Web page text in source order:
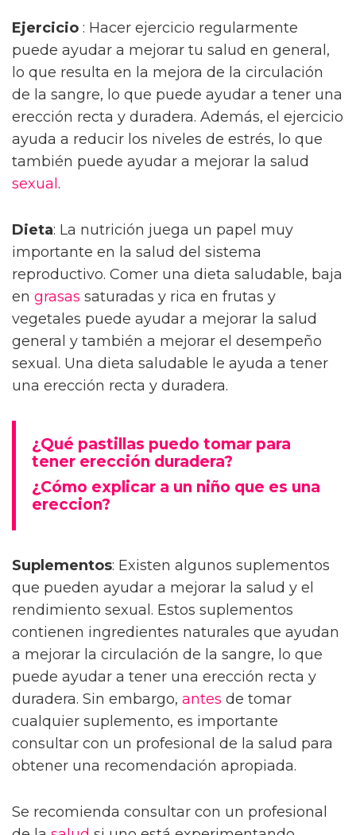
Ejercicio : Hacer ejercicio regularmente
puede ayudar a mejorar tu salud en general,
lo que resulta en la mejora de la circulación
de la sangre, lo que puede ayudar a tener una
erección recta y duradera. Además, el ejercicio
ayuda a reducir los niveles de estrés, lo que
también puede ayudar a mejorar la salud
sexual .
Dieta: La nutrición juega un papel muy
importante en la salud del sistema
reproductivo. Comer una dieta saludable, baja
en grasas saturadas y rica en frutas y
vegetales puede ayudar a mejorar la salud
general y también a mejorar el desempeño
sexual. Una dieta saludable le ayuda a tener
una erección recta y duradera.
¿Qué pastillas puedo tomar para
tener erección duradera?
¿Cómo explicar a un niño que es una
ereccion?
Suplementos: Existen algunos suplementos
que pueden ayudar a mejorar la salud y el
rendimiento sexual. Estos suplementos
contienen ingredientes naturales que ayudan
a mejorar la circulación de la sangre, lo que
puede ayudar a tener una erección recta y
duradera. Sin embargo, antes de tomar
cualquier suplemento, es importante
consultar con un profesional de la salud para
obtener una recomendación apropiada.
Se recomienda consultar con un profesional